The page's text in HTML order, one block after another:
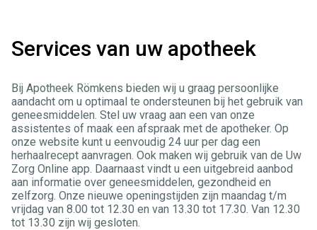
Services van uw apotheek
Bij Apotheek Römkens bieden wij u graag persoonlijke
aandacht om u optimaal te ondersteunen bij het gebruik van
geneesmiddelen. Stel uw vraag aan een van onze
assistentes of maak een afspraak met de apotheker. Op
onze website kunt u eenvoudig 24 uur per dag een
herhaalrecept aanvragen. Ook maken wij gebruik van de Uw
Zorg Online app. Daarnaast vindt u een uitgebreid aanbod
aan informatie over geneesmiddelen, gezondheid en
zelfzorg. Onze nieuwe openingstijden zijn maandag t/m
vrijdag van 8.00 tot 12.30 en van 13.30 tot 17.30. Van 12.30
tot 13.30 zijn wij gesloten.